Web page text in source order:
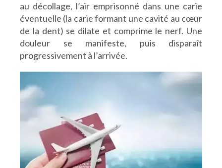
au décollage, l’air emprisonné dans une carie
éventuelle (la carie formant une cavité au cœur
de la dent) se dilate et comprime le nerf. Une
douleur se manifeste, puis disparaît
progressivement à l’arrivée.